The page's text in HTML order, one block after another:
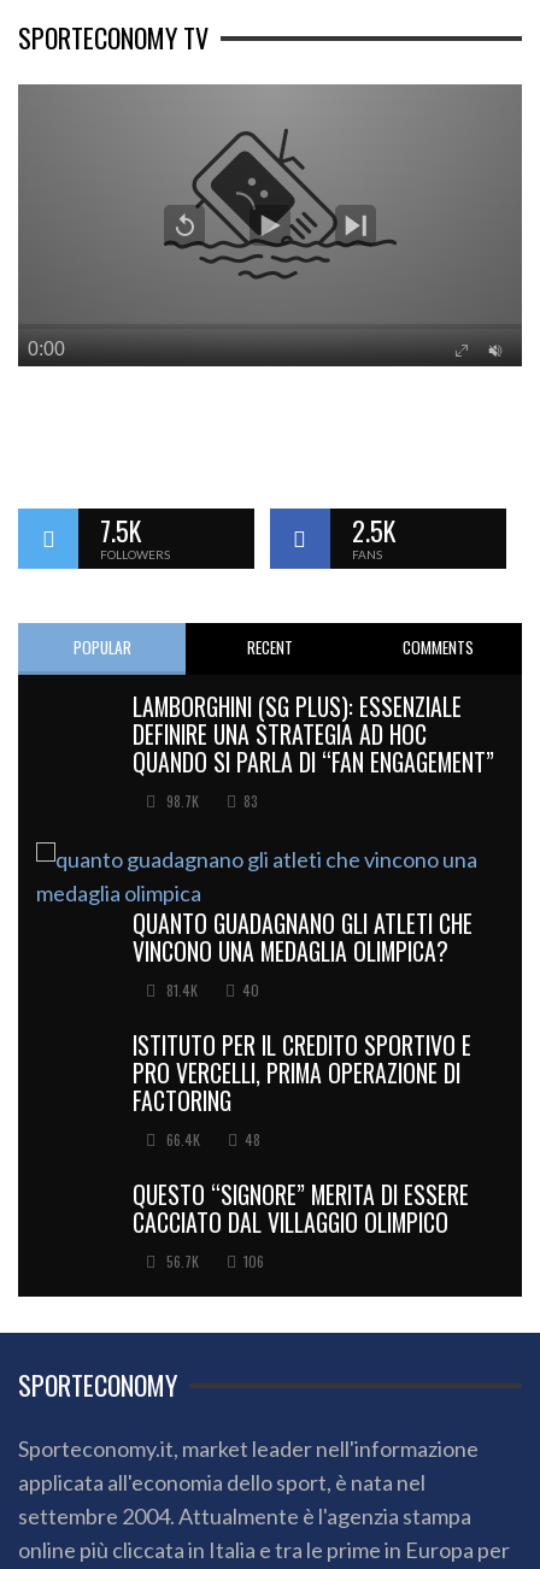
SPORTECONOMY TV
7.5K
FOLLOWERS
2.5K
FANS
POPULAR RECENT COMMENTS
LAMBORGHINI (SG PLUS): ESSENZIALE
DEFINIRE UNA STRATEGIA AD HOC
QUANDO SI PARLA DI “FAN ENGAGEMENT”
98.7K 83
QUANTO GUADAGNANO GLI ATLETI CHE
VINCONO UNA MEDAGLIA OLIMPICA?
81.4K 40
ISTITUTO PER IL CREDITO SPORTIVO E
PRO VERCELLI, PRIMA OPERAZIONE DI
FACTORING
66.4K 48
QUESTO “SIGNORE” MERITA DI ESSERE
CACCIATO DAL VILLAGGIO OLIMPICO
56.7K 106
SPORTECONOMY
Sporteconomy.it, market leader nell'informazione
applicata all'economia dello sport, è nata nel
settembre 2004. Attualmente è l'agenzia stampa
online più cliccata in Italia e tra le prime in Europa per